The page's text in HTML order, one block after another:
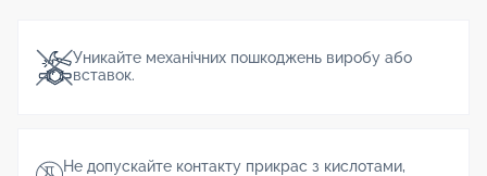
Уникайте механічних пошкоджень виробу або
вставок.
Не допускайте контакту прикрас з кислотами,